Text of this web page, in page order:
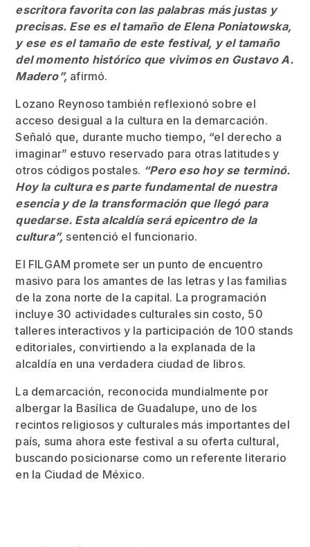
escritora favorita con las palabras más justas y
precisas. Ese es el tamaño de Elena Poniatowska,
y ese es el tamaño de este festival, y el tamaño
del momento histórico que vivimos en Gustavo A.
Madero”, afirmó.
Lozano Reynoso también reflexionó sobre el
acceso desigual a la cultura en la demarcación.
Señaló que, durante mucho tiempo, “el derecho a
imaginar” estuvo reservado para otras latitudes y
otros códigos postales. “Pero eso hoy se terminó.
Hoy la cultura es parte fundamental de nuestra
esencia y de la transformación que llegó para
quedarse. Esta alcaldía será epicentro de la
cultura”, sentenció el funcionario.
El FILGAM promete ser un punto de encuentro
masivo para los amantes de las letras y las familias
de la zona norte de la capital. La programación
incluye 30 actividades culturales sin costo, 50
talleres interactivos y la participación de 100 stands
editoriales, convirtiendo a la explanada de la
alcaldía en una verdadera ciudad de libros.
La demarcación, reconocida mundialmente por
albergar la Basílica de Guadalupe, uno de los
recintos religiosos y culturales más importantes del
país, suma ahora este festival a su oferta cultural,
buscando posicionarse como un referente literario
en la Ciudad de México.